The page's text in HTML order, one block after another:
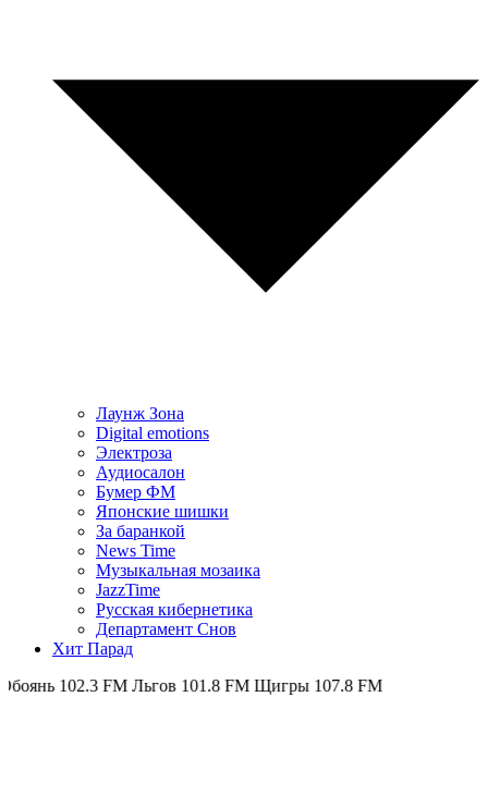
Лаунж Зона
Digital emotions
Электроза
Аудиосалон
Бумер ФМ
Японскиe шишки
За баранкой
News Time
Музыкальная мозаика
JazzTime
Русская кибернетика
Департамент Снов
Хит Парад
FM Льгов 101.8 FM Щигры 107.8 FM